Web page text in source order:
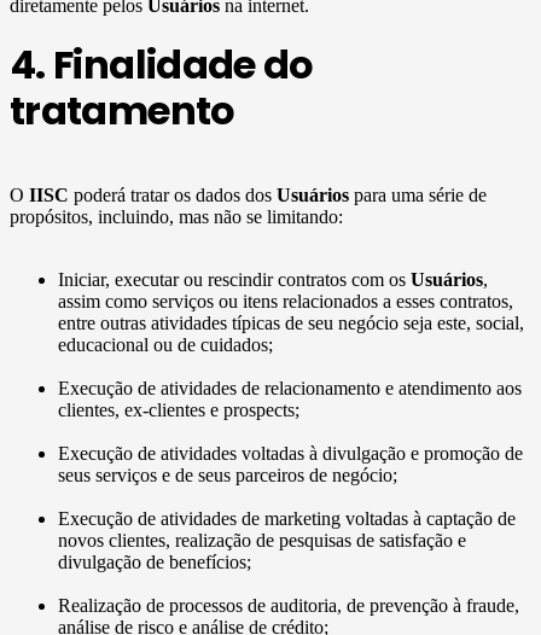
diretamente pelos Usuários na internet.
4. Finalidade do
tratamento
O IISC poderá tratar os dados dos Usuários para uma série de
propósitos, incluindo, mas não se limitando:
Iniciar, executar ou rescindir contratos com os Usuários,
assim como serviços ou itens relacionados a esses contratos,
entre outras atividades típicas de seu negócio seja este, social,
educacional ou de cuidados;
Execução de atividades de relacionamento e atendimento aos
clientes, ex-clientes e prospects;
Execução de atividades voltadas à divulgação e promoção de
seus serviços e de seus parceiros de negócio;
Execução de atividades de marketing voltadas à captação de
novos clientes, realização de pesquisas de satisfação e
divulgação de benefícios;
Realização de processos de auditoria, de prevenção à fraude,
análise de risco e análise de crédito;